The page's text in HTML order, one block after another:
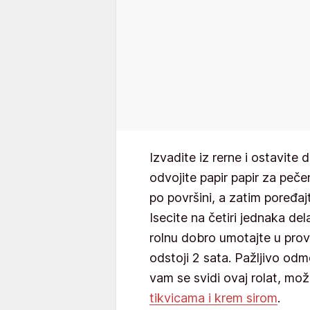
Izvadite iz rerne i ostavite
odvojite papir papir za
po površini, a zatim
Isecite na četiri jednaka
rolnu dobro umotajte u
odstoji 2 sata. Pažljivo
vam se svidi ovaj rolat,
tikvicama i krem sirom.